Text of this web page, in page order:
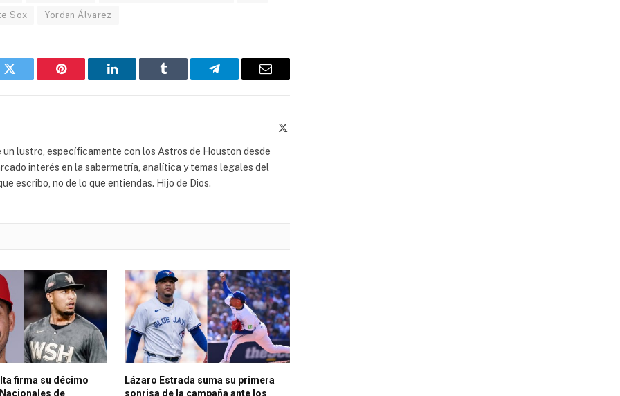
Sox Yordan Álvarez
Twitter Pinterest LinkedIn Tumblr Telegram Email
un lustro, específicamente con los Astros de Houston desde
interés en la sabermetría, analítica y temas legales del
escribo, no de lo que entiendas. Hijo de Dios.
firma su décimo
de
Lázaro Estrada suma su primera
sonrisa de la campaña ante los